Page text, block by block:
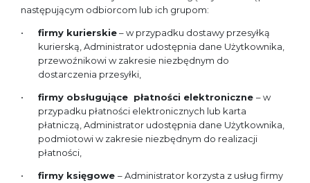
następującym odbiorcom lub ich grupom:
firmy kurierskie– w przypadku dostawy przesyłką
kurierską, Administrator udostępnia dane Użytkownika,
przewoźnikowi w zakresie niezbędnym do
dostarczenia przesyłki,
firmy obsługujące płatności elektroniczne – w
przypadku płatności elektronicznych lub karta
płatniczą, Administrator udostępnia dane Użytkownika,
podmiotowi w zakresie niezbędnym do realizacji
płatności,
firmy księgowe – Administrator korzysta z usług firmy